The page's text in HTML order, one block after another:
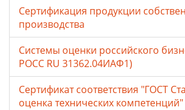
Сертификация продукции
производства
Системы оценки российского
РОСС RU 31362.04ИАФ1)
Сертификат соответствия "ГОСТ
оценка технических компетенций"